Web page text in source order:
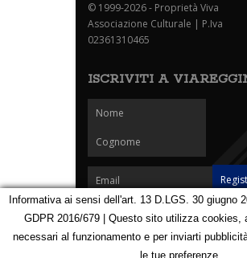
© 1999-2026 - Proprietà Viva
Associazione Culturale | P.Iva
02361310465
ISCRIVITI A
Homepage Notizie Speciali Eventi Foto
Partners Contatti
Informativa ai sensi dell'art. 13 D.LGS. 30 giugno
GDPR 2016/679 | Questo sito utilizza cookies,
necessari al funzionamento e per inviarti
le tue preferenze.